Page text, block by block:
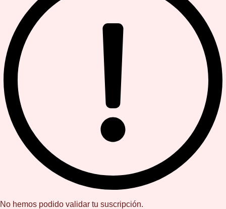
No hemos podido validar tu suscripción.